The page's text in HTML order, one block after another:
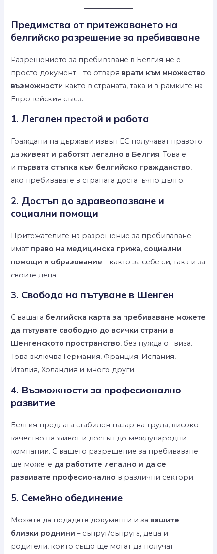
Предимства от притежаването на
белгийско разрешение за пребиваване
Разрешението за пребиваване в Белгия не е
просто документ – то отваря врати към множество
възможности както в страната, така и в рамките на
Европейския съюз.
1. Легален престой и работа
Граждани на държави извън ЕС получават правото
даживеят и работят легално в Белгия. Това е
и първата стъпка към белгийско гражданство,
ако пребивавате в страната достатъчно дълго.
2. Достъп до здравеопазване и
социални помощи
Притежателите на разрешение за пребиваване
имат право на медицинска грижа, социални
помощи и образование – както за себе си, така и за
своите деца.
3. Свобода на пътуване в Шенген
С вашата белгийска карта за пребиваване можете
да пътувате свободно до всички страни в
Шенгенското пространство, без нужда от виза.
Това включва Германия, Франция, Испания,
Италия, Холандия и много други.
4. Възможности за професионално
развитие
Белгия предлага стабилен пазар на труда, високо
качество на живот и достъп до международни
компании. С вашето разрешение за пребиваване
ще можете да работите легално и да се
развивате професионално в различни сектори.
5. Семейно обединение
Можете да подадете документи и за вашите
близки роднини – съпруг/съпруга, деца и
родители, които също ще могат да получат